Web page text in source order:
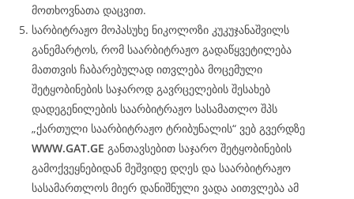
მოთხოვნათა დაცვით.
სარბიტრაჟო მოპასუხე ნიკოლოზი კუკუჯანაშვილს
განემარტოს, რომ საარბიტრაჟო გადაწყვეტილება
მათთვის ჩაბარებულად ითვლება მოცემული
შეტყობინების საჯაროდ გავრცელების შესახებ
დადეგენილების საარბიტრაჟო სასამათლო შპს
„ქართული საარბიტრაჟო ტრიბუნალის“ ვებ გვერდზე
WWW.GAT.GE განთავსებით საჯარო შეტყობინების
გამოქვეყნებიდან მეშვიდე დღეს და საარბიტრაჟო
სასამართლოს მიერ დანიშნული ვადა აითვლება ამ